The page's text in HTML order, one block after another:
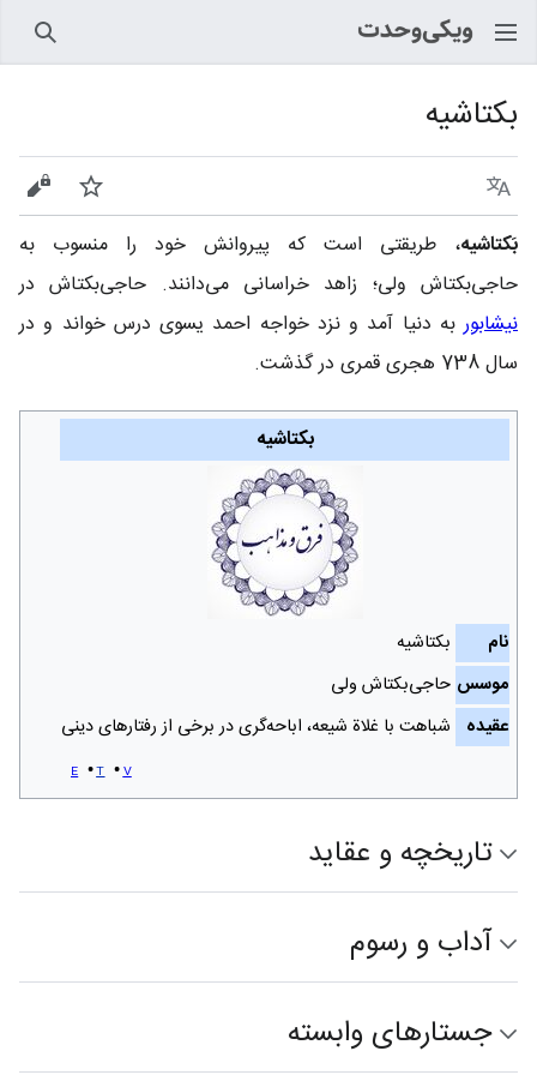
بکتاشیه
زبان پیگیری
بَکتاشیه، طریقتی است که پیروانش خود را منسوب به
حاجی‌‌بکتاش‌ ولی؛ زاهد خراسانی می‌دانند. حاجی‌‌بکتاش در
نیشابوربه دنیا آمد و نزد خواجه‌ احمد یسوی درس خواند و در
سال 738 هجری قمری در گذشت.
بکتاشیه
نام
بکتاشیه
موسس حاجی‌بکتاش ولی
عقیده
شباهت با غلاة شیعه، اباحه‌گری در برخی از رفتارهای دینی
v
t
e
تاریخچه و عقاید
آداب و رسوم
جستارهای وابسته